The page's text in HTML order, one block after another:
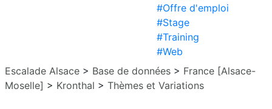
#Offre d'emploi
#Stage
#Training
#Web
Escalade Alsace > Base de données > France [Alsace-
Moselle] > Kronthal > Thèmes et Variations